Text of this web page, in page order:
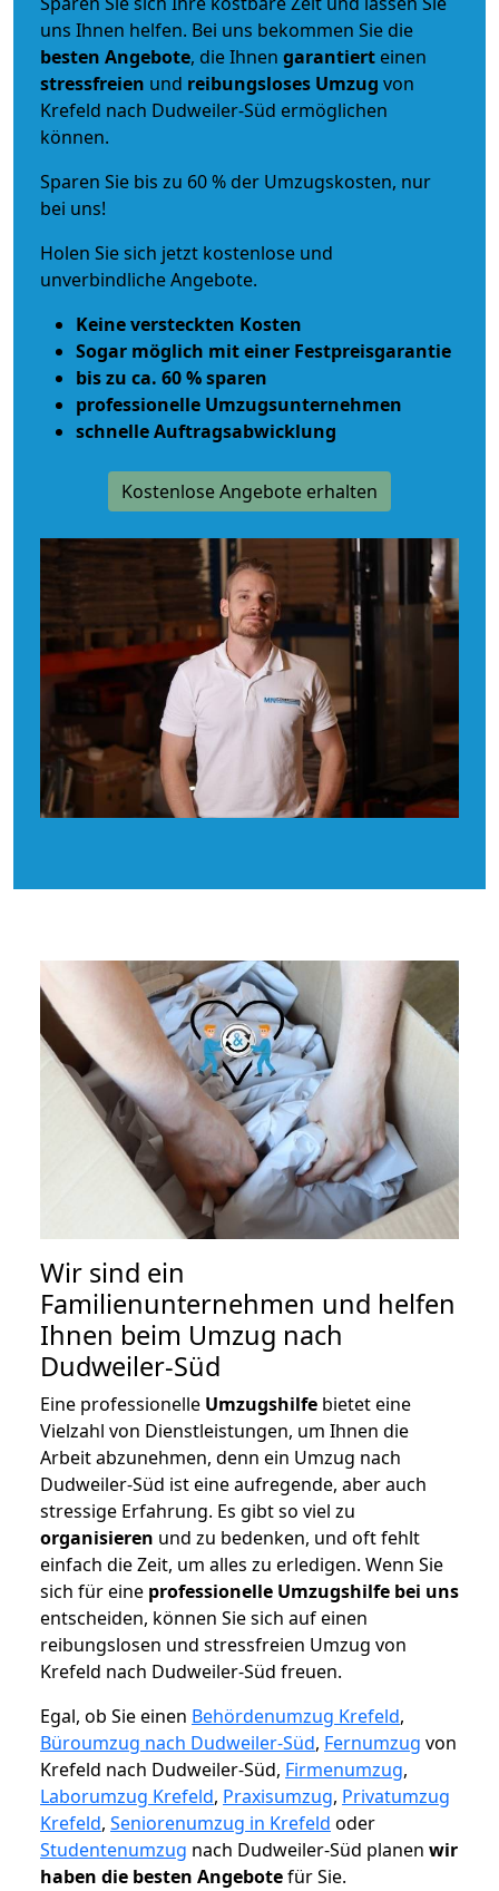
uns Ihnen helfen. Bei uns bekommen Sie die
besten Angebote, die Ihnen garantiert einen
stressfreien und reibungsloses Umzug von
Krefeld nach Dudweiler-Süd ermöglichen
können.
Sparen Sie bis zu 60 % der Umzugskosten, nur
bei uns!
Holen Sie sich jetzt kostenlose und
unverbindliche Angebote.
Keine versteckten Kosten
Sogar möglich mit einer Festpreisgarantie
bis zu ca. 60 % sparen
professionelle Umzugsunternehmen
schnelle Auftragsabwicklung
Kostenlose Angebote erhalten
Wir sind ein
Familienunternehmen und helfen
Ihnen beim Umzug nach
Dudweiler-Süd
Eine professionelle Umzugshilfe bietet eine
Vielzahl von Dienstleistungen, um Ihnen die
Arbeit abzunehmen, denn ein Umzug nach
Dudweiler-Süd ist eine aufregende, aber auch
stressige Erfahrung. Es gibt so viel zu
organisieren und zu bedenken, und oft fehlt
einfach die Zeit, um alles zu erledigen. Wenn Sie
sich für eine professionelle Umzugshilfe bei uns
entscheiden, können Sie sich auf einen
reibungslosen und stressfreien Umzug von
Krefeld nach Dudweiler-Süd freuen.
Egal, ob Sie einen Behördenumzug Krefeld,
Büroumzug nach Dudweiler-Süd, Fernumzug von
Krefeld nach Dudweiler-Süd, Firmenumzug,
Laborumzug Krefeld, Praxisumzug, Privatumzug
Krefeld, Seniorenumzug in Krefeld oder
Studentenumzug nach Dudweiler-Süd planen wir
haben die besten Angebotefür Sie.